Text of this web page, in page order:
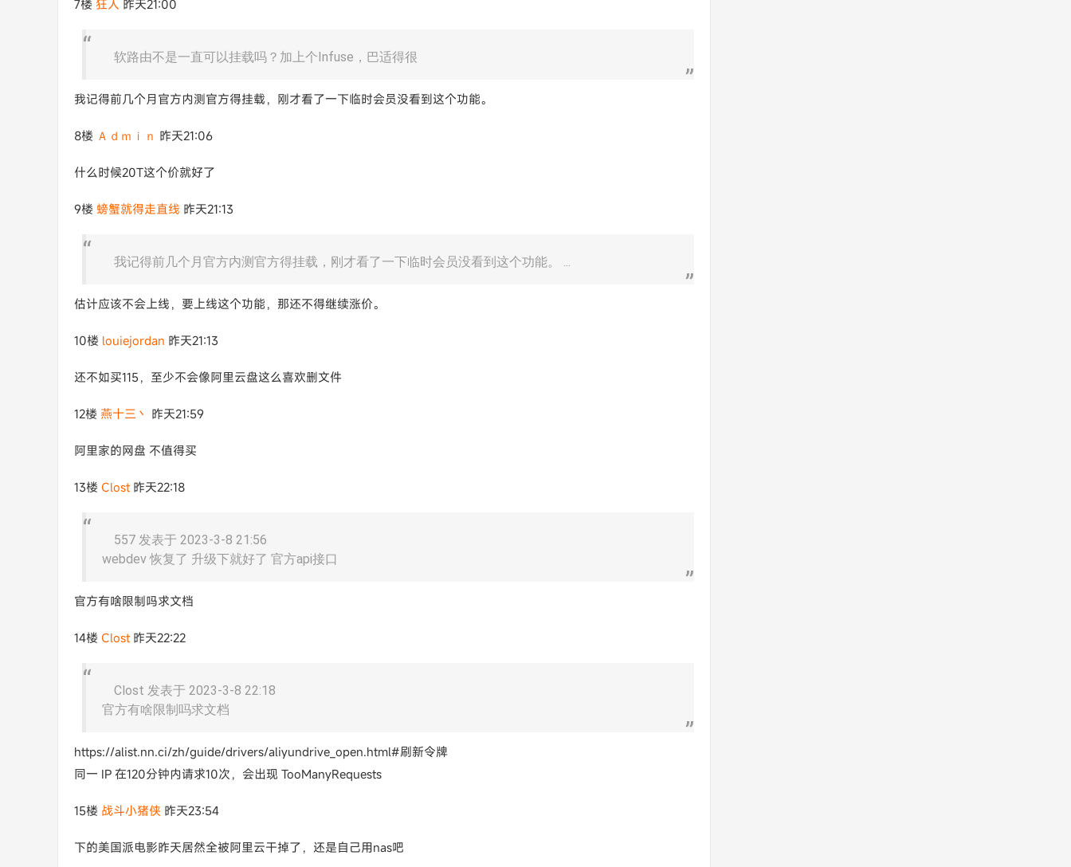
7楼 狂人 昨天21:00
软路由不是一直可以挂载吗？加上个Infuse，巴适得很
我记得前几个月官方内测官方得挂载，刚才看了一下临时会员没看到这个功能。
8楼 Ａｄｍｉｎ 昨天21:06
什么时候20T这个价就好了
9楼 螃蟹就得走直线 昨天21:13
我记得前几个月官方内测官方得挂载，刚才看了一下临时会员没看到这个功能。 ...
估计应该不会上线，要上线这个功能，那还不得继续涨价。
10楼 louiejordan 昨天21:13
还不如买115，至少不会像阿里云盘这么喜欢删文件
12楼 燕十三丶 昨天21:59
阿里家的网盘 不值得买
13楼 Clost 昨天22:18
557 发表于 2023-3-8 21:56
webdev 恢复了 升级下就好了 官方api接口
官方有啥限制吗求文档
14楼 Clost 昨天22:22
Clost 发表于 2023-3-8 22:18
官方有啥限制吗求文档
https://alist.nn.ci/zh/guide/drivers/aliyundrive_open.html#刷新令牌
同一 IP 在120分钟内请求10次，会出现 TooManyRequests
15楼 战斗小猪侠 昨天23:54
下的美国派电影昨天居然全被阿里云干掉了，还是自己用nas吧